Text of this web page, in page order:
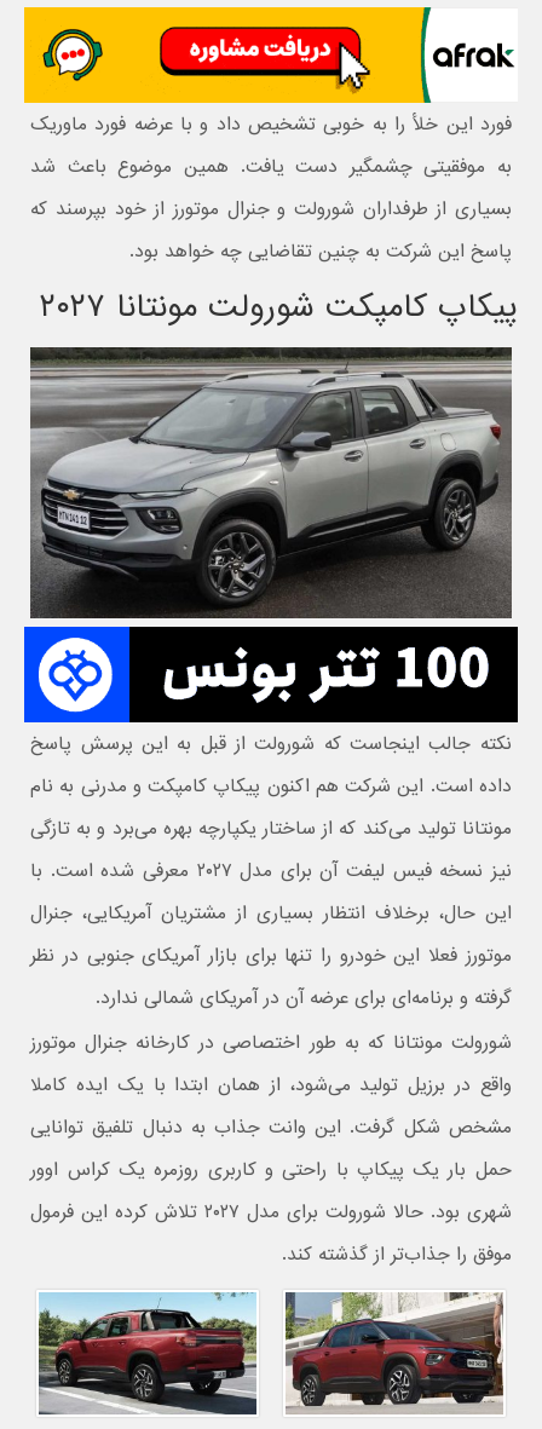
فورد این خلأ را به‌ خوبی تشخیص داد و با عرضه فورد ماوریک
به موفقیتی چشمگیر دست یافت. همین موضوع باعث شد
بسیاری از طرفداران شورولت و جنرال موتورز از خود بپرسند که
پاسخ این شرکت به چنین تقاضایی چه خواهد بود.
پیکاپ کامپکت شورولت مونتانا ۲۰۲۷
نکته جالب اینجاست که شورولت از قبل به این پرسش پاسخ
داده است. این شرکت هم‌ اکنون پیکاپ کامپکت و مدرنی به نام
مونتانا تولید می‌کند که از ساختار یکپارچه بهره می‌برد و به‌ تازگی
نیز نسخه فیس لیفت آن برای مدل ۲۰۲۷ معرفی شده است. با
این حال، برخلاف انتظار بسیاری از مشتریان آمریکایی، جنرال
موتورز فعلا این خودرو را تنها برای بازار آمریکای جنوبی در نظر
گرفته و برنامه‌ای برای عرضه آن در آمریکای شمالی ندارد.
شورولت مونتانا که به‌ طور اختصاصی در کارخانه جنرال موتورز
واقع در برزیلتولید می‌شود، از همان ابتدا با یک ایده کاملا
مشخص شکل گرفت. این وانت جذاب به دنبال تلفیق توانایی
حمل بار یک پیکاپ با راحتی و کاربری روزمره یک کراس‌ اوور
شهری بود. حالا شورولت برای مدل ۲۰۲۷ تلاش کرده این فرمول
موفق را جذاب‌تر از گذشته کند.